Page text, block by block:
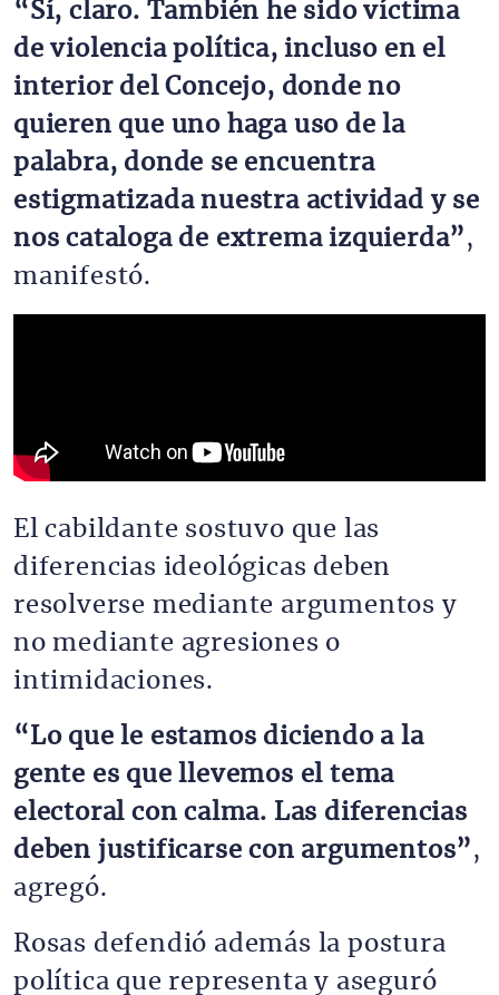
“Sí, claro. También he sido víctima
de violencia política, incluso en el
interior del Concejo, donde no
quieren que uno haga uso de la
palabra, donde se encuentra
estigmatizada nuestra actividad y se
nos cataloga de extrema izquierda”,
manifestó.
El cabildante sostuvo que las
diferencias ideológicas deben
resolverse mediante argumentos y
no mediante agresiones o
intimidaciones.
“Lo que le estamos diciendo a la
gente es que llevemos el tema
electoral con calma. Las diferencias
deben justificarse con argumentos”,
agregó.
Rosas defendió además la postura
política que representa y aseguró